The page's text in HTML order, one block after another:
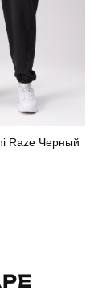
100% бавовна
Raze Черный